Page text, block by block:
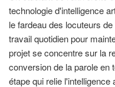
technologie d'intelligence
le fardeau des locuteurs
travail quotidien pour
projet se concentre sur la
conversion de la parole en
étape qui relie